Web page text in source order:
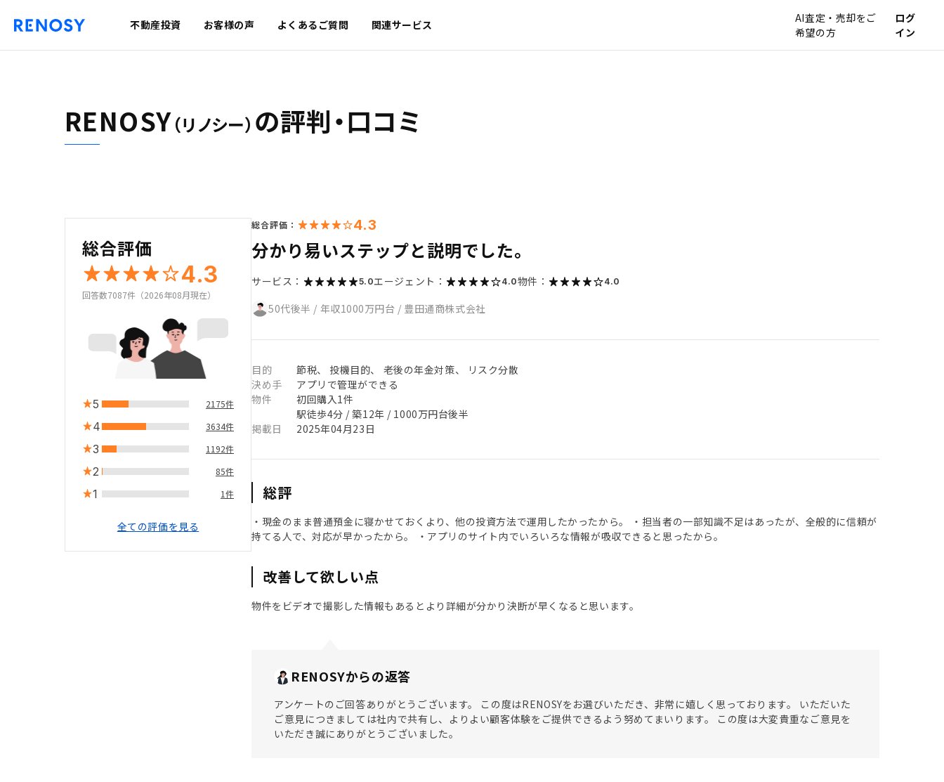
不動産投資 お客様の声 よくあるご質問 関連サービス
AI査定・売却をご
希望の方
ログ
イン
RENOSY（リノシー） の評判・口コミ
総合評価
4.3
回答数7087件（2026年08月現在）
5 2175件
4 3634件
3 1192件
2 85件
1 1件
全ての評価を見る
総合評価： 4.3
分かり易いステップと説明でした。
サービス： 5.0エージェント： 4.0物件： 4.0
50代後半 / 年収1000万円台 / 豊田通商株式会社
目的
節税、 投機目的、 老後の年金対策、 リスク分散
決め手
アプリで管理ができる
物件
初回購入1件
駅徒歩4分 / 築12年 / 1000万円台後半
掲載日
2025年04月23日
総評
・現金のまま普通預金に寝かせておくより、他の投資方法で運用したかったから。 ・担当者の一部知識不足はあったが、全般的に信頼が
持てる人で、対応が早かったから。 ・アプリのサイト内でいろいろな情報が吸収できると思ったから。
改善して欲しい点
物件をビデオで撮影した情報もあるとより詳細が分かり決断が早くなると思います。
RENOSYからの返答
アンケートのご回答ありがとうございます。 この度はRENOSYをお選びいただき、非常に嬉しく思っております。 いただいた
ご意見につきましては社内で共有し、よりよい顧客体験をご提供できるよう努めてまいります。 この度は大変貴重なご意見を
いただき誠にありがとうございました。